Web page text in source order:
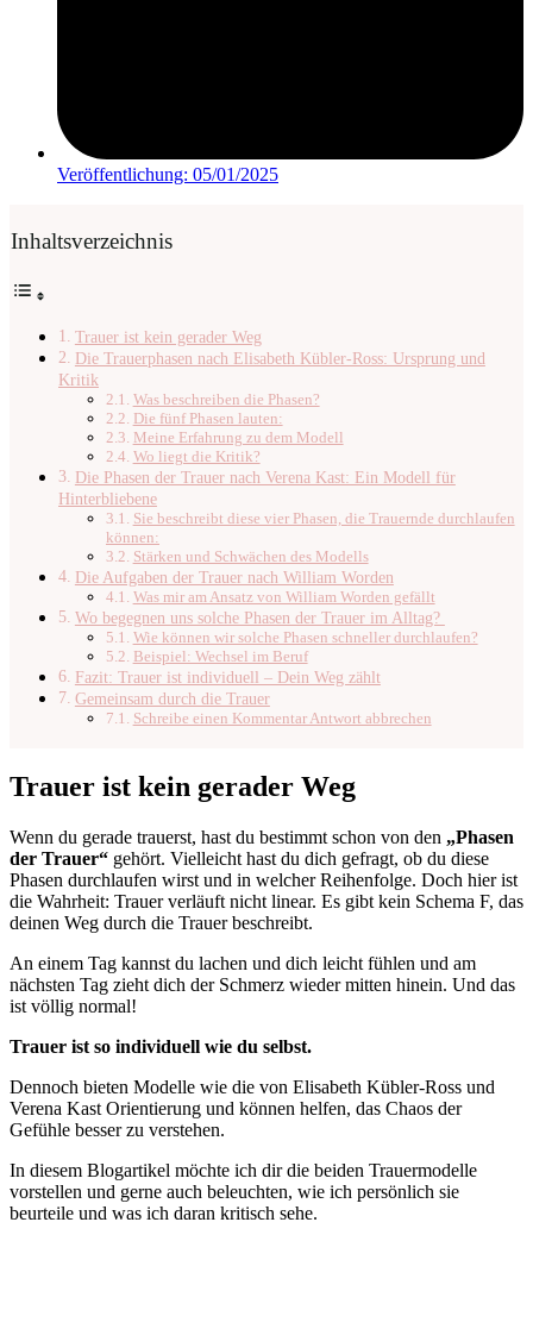
Veröffentlichung: 05/01/2025
Inhaltsverzeichnis
Trauer ist kein gerader Weg
Die Trauerphasen nach Elisabeth Kübler-Ross: Ursprung und
Kritik
Was beschreiben die Phasen?
Die fünf Phasen lauten:
Meine Erfahrung zu dem Modell
Wo liegt die Kritik?
Die Phasen der Trauer nach Verena Kast: Ein Modell für
Hinterbliebene
Sie beschreibt diese vier Phasen, die Trauernde durchlaufen
können:
Stärken und Schwächen des Modells
Die Aufgaben der Trauer nach William Worden
Was mir am Ansatz von William Worden gefällt
Wo begegnen uns solche Phasen der Trauer im Alltag?
Wie können wir solche Phasen schneller durchlaufen?
Beispiel: Wechsel im Beruf
Fazit: Trauer ist individuell – Dein Weg zählt
Gemeinsam durch die Trauer
Schreibe einen Kommentar Antwort abbrechen
Trauer ist kein gerader Weg
Wenn du gerade trauerst, hast du bestimmt schon von den „Phasen
der Trauer“ gehört. Vielleicht hast du dich gefragt, ob du diese
Phasen durchlaufen wirst und in welcher Reihenfolge. Doch hier ist
die Wahrheit: Trauer verläuft nicht linear. Es gibt kein Schema F, das
deinen Weg durch die Trauer beschreibt.
An einem Tag kannst du lachen und dich leicht fühlen und am
nächsten Tag zieht dich der Schmerz wieder mitten hinein. Und das
ist völlig normal!
Trauer ist so individuell wie du selbst.
Dennoch bieten Modelle wie die von Elisabeth Kübler-Ross und
Verena Kast Orientierung und können helfen, das Chaos der
Gefühle besser zu verstehen.
In diesem Blogartikel möchte ich dir die beiden Trauermodelle
vorstellen und gerne auch beleuchten, wie ich persönlich sie
beurteile und was ich daran kritisch sehe.